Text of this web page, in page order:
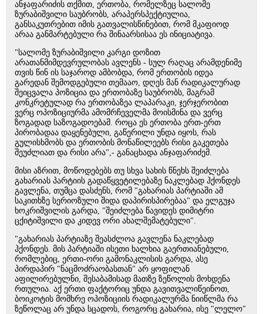
ანჯაფარიძის თქმით, ერთობა, რომელზეც სალომე
ზურაბიშვილი საუბრობს, არაპერსპექტიულია,
განსაკუთრებით იმის გათვალისწინებით, რომ მკაფიოდ
არაა განმარტებული რა შინაარსისაა ეს ინიციატივა.
"სალომე ზურაბიშვილი კარგი დოზით
არათანმიმდევრულობას ავლენს - სულ რაღაც არამდენიმე
თვის წინ ის საჯაროდ ამბობდა, რომ ერთობის იდეა
გარედან შემოდგებული თემააო, დღეს მან რადიკალურად
შეიცვალა პოზიცია და ერთობაზე საუბრობს, მაგრამ
კონკრეტულად რა ერთობაზეა ლაპარაკი, ჯერჯერობით
ვერც ოპოზიციურმა ამომრჩეველმა მოისმინა და ვერც
ზოგადად საზოგადოებამ. როცა ეს ერთობა ერთ-ერთ
პირობადაა დაყენებული, გაწერილი უნდა იყოს, რას
გულისხმობს და ერთობის მონაწილეებს რისი გაკეთება
შეუძლიათ და რისი არა",- განაცხადა ანჯაფარიძემ.
მისი აზრით, მოწოდებებს თუ სხვა სახის წნეხს შეიძლება
გახარიას პარტიის გადაწყვეტილებაზე ნაკლებად ჰქონდეს
გავლენა, თუმცა დასძენს, რომ "გახარიას პარტიაში ამ
საკითხზე სერიოზული შიდა დაპირისპირებაა" და ელგუჯა
ხოკრიშვილის გარდა, "შეიძლება წავიდეს დიმიტრი
ცქიტიშვილი და კიდევ ორი ახალშემატებული".
"გახარიას პარტიაზე შეასძლოა გავლენა ნაკლებად
ჰქონდეს. მის პარტიაში ისეთი ხალხია გაერთიანებული,
რომლებიც, ერთი-ორი გამონაკლისის გარდა, ასე
პირდაპირ "ნაცმოძრაობასთან" არ ყოფილან
აფილირებულნი, შესაბამისად მათზე ზეწოლის მოხდენა
რთულია. აქ ერთი ფაქტორიც უნდა გავითვალიწეინოთ,
ბოიკოტის მომხრე ოპოზიციის რადიკალურმა ნიიწლმა რა
ზეწოლაც არ უნდა სცადოს, როგორც გახარია, ისე "ლელო"